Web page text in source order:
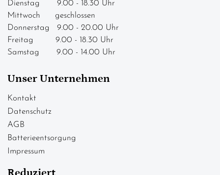
Dienstag 9.00 - 18.30 Uhr
Mittwoch geschlossen
Donnerstag 9.00 - 20.00 Uhr
Freitag 9.00 - 18.30 Uhr
Samstag 9.00 - 14.00 Uhr
Unser Unternehmen
Kontakt
Datenschutz
AGB
Batterieentsorgung
Impressum